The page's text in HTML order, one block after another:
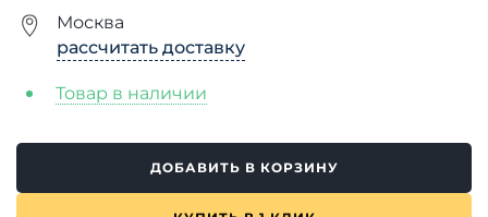
Москва
рассчитать доставку
Товар в наличии
ДОБАВИТЬ В КОРЗИНУ